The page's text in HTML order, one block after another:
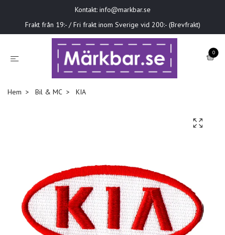
Kontakt: info@markbar.se
Frakt från 19:- / Fri frakt inom Sverige vid 200:- (Brevfrakt)
0
Hem Bil & MC KIA